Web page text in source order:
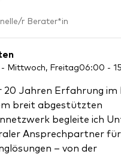
r Berater*in
- Mittwoch, Freitag06:00 -
20 Jahren Erfahrung im
breit abgestützten
begleite ich
Ansprechpartner
– von der